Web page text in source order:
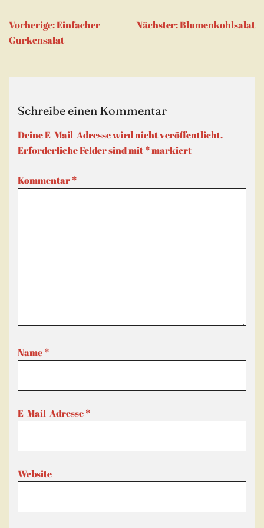
Beitragsnavigation
Vorherige:Einfacher
Gurkensalat
Nächster:Blumenkohlsalat
Schreibe einen Kommentar
Deine E-Mail-Adresse wird nicht veröffentlicht.
Erforderliche Felder sind mit*markiert
Kommentar*
Name*
E-Mail-Adresse*
Website